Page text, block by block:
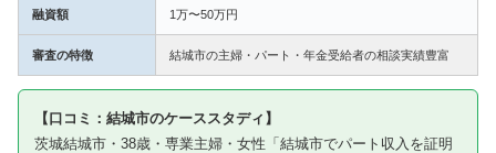
融資額 1万〜50万円
審査の特徴 結城市の主婦・パート・年金受給者の相談実績豊富
【口コミ：結城市のケーススタディ】
茨城結城市・38歳・専業主婦・女性「結城市でパート収入を証明